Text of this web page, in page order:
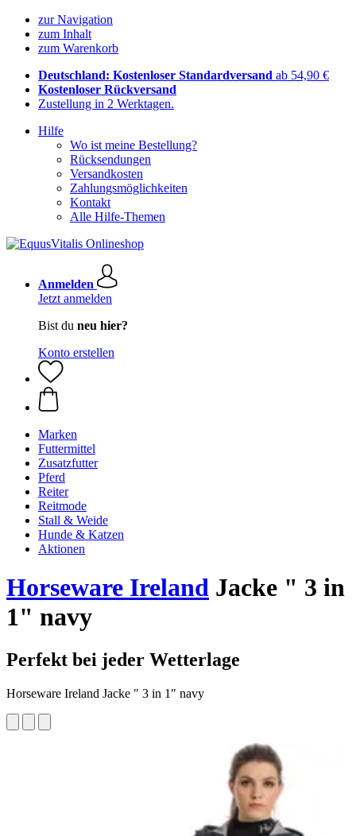
zur Navigation
zum Inhalt
zum Warenkorb
Deutschland: Kostenloser Standardversand ab 54,90 €
Kostenloser Rückversand
Zustellung in 2 Werktagen.
Hilfe
Wo ist meine Bestellung?
Rücksendungen
Versandkosten
Zahlungsmöglichkeiten
Kontakt
Alle Hilfe-Themen
Anmelden
Jetzt anmelden
Bist du neu hier?
Konto erstellen
Marken
Futtermittel
Zusatzfutter
Pferd
Reiter
Reitmode
Stall & Weide
Hunde & Katzen
Aktionen
Horseware Ireland Jacke " 3 in
1" navy
Perfekt bei jeder Wetterlage
Horseware Ireland Jacke " 3 in 1" navy